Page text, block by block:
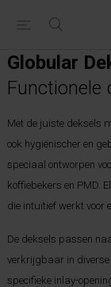
Globular
Functionele
Met de juiste deksels
ook hygiënischer en
speciaal ontworpen
koffiebekers en PMD.
die intuïtief werkt voor
De deksels passen
verkrijgbaar in diverse
specifieke inlay-